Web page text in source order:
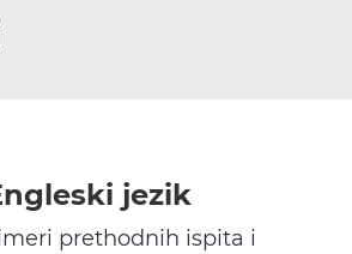
jezik
prethodnih ispita i